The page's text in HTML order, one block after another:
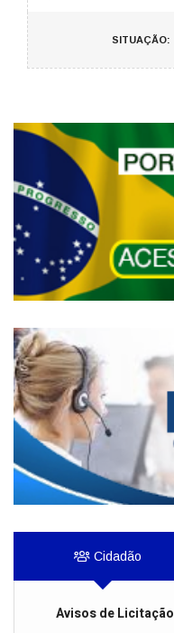
SITUAÇÃO:
Cidadão
Avisos de Licitação